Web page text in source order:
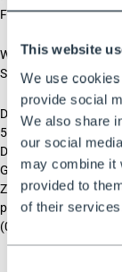
This website
We use
provide social
We also share
our social
may combine it
provided to
of their
Folgeschäden,
Wenn Sie einen
Sie bitte Henchman
Die Garantie für alle
5 Jahre. Nach dem
Diese Rechnung
Garantieanspruch
Zugang zu einem E-
physische Kopie der
(0)88-8009857 an.